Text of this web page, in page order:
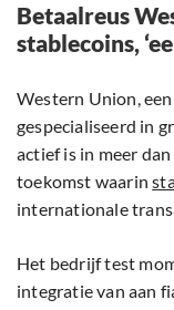
Betaalreus
stablecoins,
Western Union,
gespecialiseerd in
actief is in meer
toekomst waarin
internationale
Het bedrijf test
integratie van aan